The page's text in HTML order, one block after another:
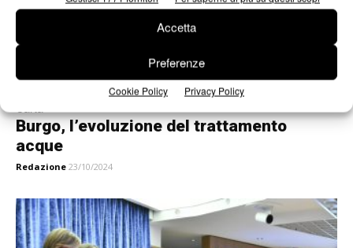
Accetta
Preferenze
Cookie Policy Privacy Policy
Burgo, l’evoluzione del trattamento
acque
Redazione 23/10/2024